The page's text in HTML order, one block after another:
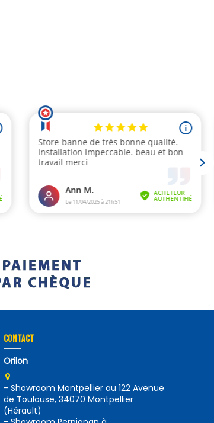
CONTACT
Orilon
- Showroom Montpellier au 122 Avenue
de Toulouse, 34070 Montpellier
(Hérault)